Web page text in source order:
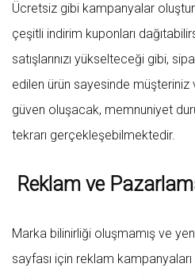
Ücretsiz gibi kampanyalar
çeşitli indirim kuponları
satışlarınızı yükselteceği gibi,
edilen ürün sayesinde müşteriniz
güven oluşacak, memnuniyet
tekrarı gerçekleşebilmektedir.
Reklam ve
Marka bilinirliği oluşmamış ve
sayfası için reklam